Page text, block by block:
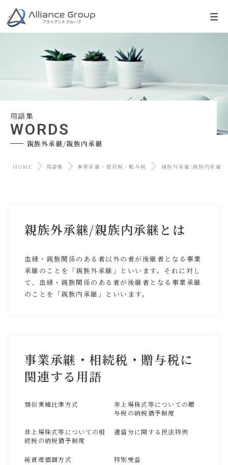
用語集
WORDS
親族外承継/親族内承継
HOME 用語集 事業承継・相続税・贈与税 親族外承継/親族内承継
親族外承継/親族内承継とは
血縁・親族関係のある者以外の者が後継者となる事業
承継のことを「親族外承継」といいます。それに対し
て、血縁・親族関係のある者が後継者となる事業承継
のことを「親族内承継」といいます。
事業承継・相続税・贈与税に
関連する用語
類似業種比準方式
非上場株式等についての贈
与税の納税猶予制度
非上場株式等についての相
続税の納税猶予制度
遺留分に関する民法特例
純資産価額方式 特別受益